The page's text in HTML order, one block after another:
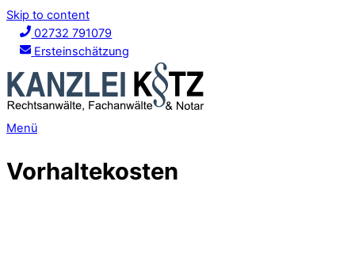
Skip to content
02732 791079
Ersteinschätzung
Menü
Vorhaltekosten